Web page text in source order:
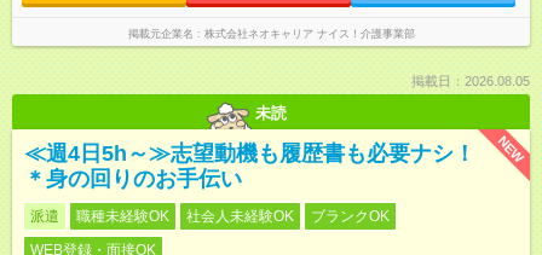
掲載元企業名 株式会社ネオキャリア ナイス！介護事業部
掲載日：2026.08.05
未読
NEW
≪週4日5h～≫志望動機も履歴書も必要ナシ！
＊身の回りのお手伝い
派遣 職種未経験OK 社会人未経験OK
ブランクOK
WEB登録・面接OK